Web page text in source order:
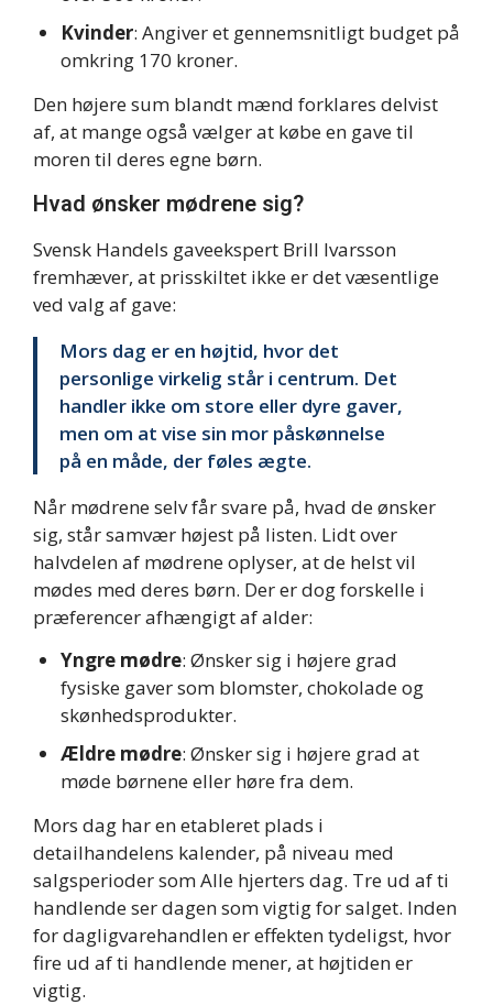
Kvinder: Angiver et gennemsnitligt budget på
omkring 170 kroner.
Den højere sum blandt mænd forklares delvist
af, at mange også vælger at købe en gave til
moren til deres egne børn.
Hvad ønsker mødrene sig?
Svensk Handels gaveekspert Brill Ivarsson
fremhæver, at prisskiltet ikke er det væsentlige
ved valg af gave:
Mors dag er en højtid, hvor det
personlige virkelig står i centrum. Det
handler ikke om store eller dyre gaver,
men om at vise sin mor påskønnelse
på en måde, der føles ægte.
Når mødrene selv får svare på, hvad de ønsker
sig, står samvær højest på listen. Lidt over
halvdelen af mødrene oplyser, at de helst vil
mødes med deres børn. Der er dog forskelle i
præferencer afhængigt af alder:
Yngre mødre: Ønsker sig i højere grad
fysiske gaver som blomster, chokolade og
skønhedsprodukter.
Ældre mødre: Ønsker sig i højere grad at
møde børnene eller høre fra dem.
Mors dag har en etableret plads i
detailhandelens kalender, på niveau med
salgsperioder som Alle hjerters dag. Tre ud af ti
handlende ser dagen som vigtig for salget. Inden
for dagligvarehandlen er effekten tydeligst, hvor
fire ud af ti handlende mener, at højtiden er
vigtig.